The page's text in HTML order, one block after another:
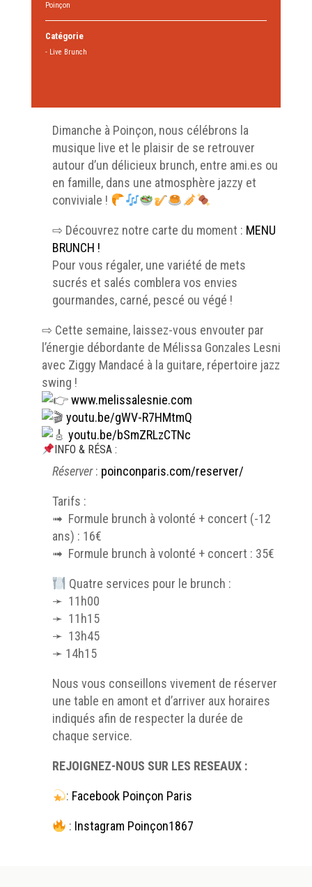
Poinçon
Catégorie
- Live Brunch
Dimanche à Poinçon, nous célébrons la
musique live et le plaisir de se retrouver
autour d’un délicieux brunch, entre ami.es ou
en famille, dans une atmosphère jazzy et
conviviale !
⇨ Découvrez notre carte du moment : MENU
BRUNCH !
Pour vous régaler, une variété de mets
sucrés et salés comblera vos envies
gourmandes, carné, pescé ou végé !
⇨ Cette semaine, laissez-vous envouter par
l’énergie débordante de Mélissa Gonzales Lesnie
avec Ziggy Mandacé à la guitare, répertoire jazz
swing !
www.melissalesnie.com
youtu.be/gWV-R7HMtmQ
youtu.be/bSmZRLzCTNc
INFO & RÉSA :
Réserver: poinconparis.com/reserver/
Tarifs :
➟ Formule brunch à volonté + concert (-12
ans) : 16€
➟ Formule brunch à volonté + concert : 35€
Quatre services pour le brunch :
➛ 11h00
➛ 11h15
➛ 13h45
➛ 14h15
Nous vous conseillons vivement de réserver
une table en amont et d’arriver aux horaires
indiqués afin de respecter la durée de
chaque service.
REJOIGNEZ-NOUS SUR LES RESEAUX :
: Facebook Poinçon Paris
: Instagram Poinçon1867